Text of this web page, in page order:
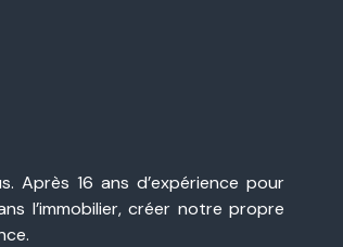
Après 16 ans d’expérience pour
l’immobilier, créer notre propre